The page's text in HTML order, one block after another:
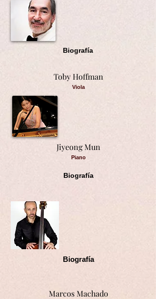
Biografía
Toby Hoffman
Viola
Jiyeong Mun
Piano
Biografía
Biografía
Marcos Machado